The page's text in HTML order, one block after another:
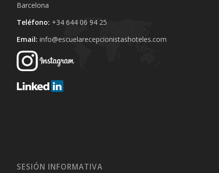
Barcelona
Teléfono: +34 644 06 94 25‬
Email: info@escuelarecepcionistashoteles.com
SESIÓN INFORMATIVA